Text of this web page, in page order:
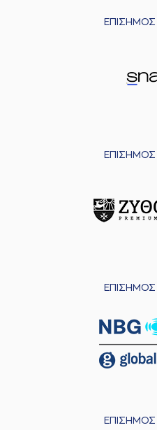
ΕΠΙΣΗΜΟΣ
ΕΠΙΣΗΜΟΣ
ΕΠΙΣΗΜΟΣ
ΕΠΙΣΗΜΟΣ